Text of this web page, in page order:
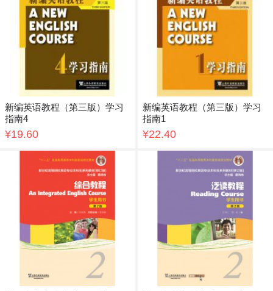
新编英语教程（第三版）学习
指南4
¥19.60
新编英语教程（第三版）学习
指南1
¥22.40